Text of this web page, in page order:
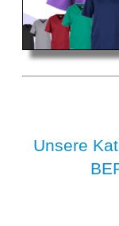
Unsere